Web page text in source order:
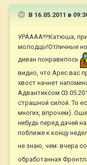
В 16.05.2011 в
УРАААА!!!!Катюша,
молодцы!Отличные
диван понравилось
видно, что Арес вас
хвост начнет
Адвантиксом
страшной силой. То
многих, впрочем).
нибудь перед дачей
поближе к концу
не знаю, чем: вчера
обработанная